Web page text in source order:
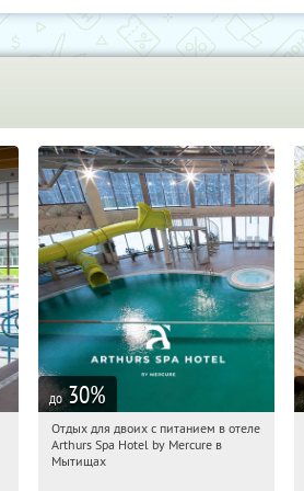
до 30%
12:29:30
Купи первым!
Московская обл., г. Мытищи, д.
Отдых для двоих с питанием в отеле
Arthurs Spa Hotel by Mercure в
Мытищах